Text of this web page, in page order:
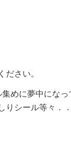
さい。
めに夢中になっ
シール等々．．